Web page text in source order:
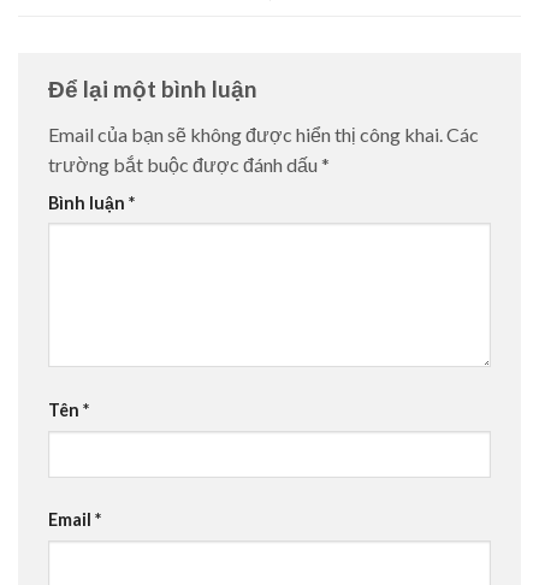
Để lại một bình luận
Email của bạn sẽ không được hiển thị công khai. Các
trường bắt buộc được đánh dấu *
Bình luận *
Tên *
Email *